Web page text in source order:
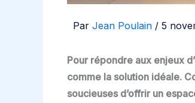
Par Jean Poulain / 5
Pour répondre aux enjeux
comme la solution idéale.
soucieuses d’offrir un